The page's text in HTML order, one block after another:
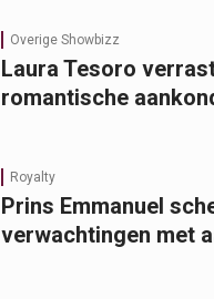
Overige Showbizz
Laura Tesoro
romantische
Royalty
Prins Emmanuel
verwachtingen met